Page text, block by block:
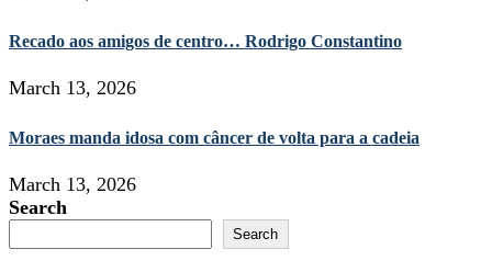
Recado aos amigos de centro… Rodrigo Constantino
March 13, 2026
Moraes manda idosa com câncer de volta para a cadeia
March 13, 2026
Search
Search